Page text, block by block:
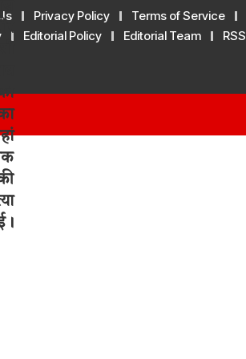
Privacy Policy Terms of Service
Editorial Policy Editorial Team RSS